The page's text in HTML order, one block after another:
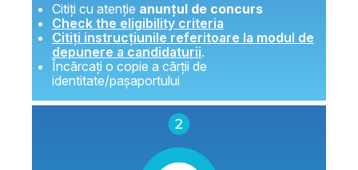
Citiți cu atenție anunțul de concurs
Check the eligibility criteria
Citiți instrucțiunile referitoare la modul de
depunere a candidaturii.
Încărcați o copie a cărții de
identitate/pașaportului